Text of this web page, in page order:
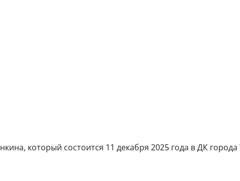
который состоится 11 декабря 2025 года в ДК